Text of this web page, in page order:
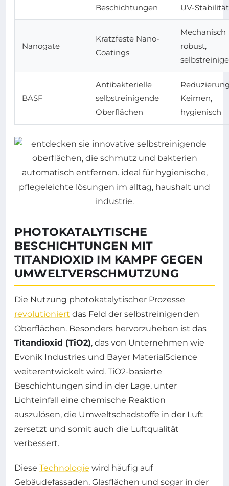
Beschichtungen UV-Stabilität
Nanogate
Kratzfeste Nano-
Coatings
Mechanisch
robust,
BASF
Antibakterielle
selbstreinigende
Oberflächen
Keimen,
hygienisch
PHOTOKATALYTISCHE
BESCHICHTUNGEN MIT
TITANDIOXID IM KAMPF GEGEN
UMWELTVERSCHMUTZUNG
Die Nutzung photokatalytischer Prozesse
revolutioniert das Feld der selbstreinigenden
Oberflächen. Besonders hervorzuheben ist das
Titandioxid (TiO2), das von Unternehmen wie
Evonik Industries und Bayer MaterialScience
weiterentwickelt wird. TiO2-basierte
Beschichtungen sind in der Lage, unter
Lichteinfall eine chemische Reaktion
auszulösen, die Umweltschadstoffe in der Luft
zersetzt und somit auch die Luftqualität
verbessert.
Diese Technologie wird häufig auf
Gebäudefassaden, Glasflächen und sogar in der